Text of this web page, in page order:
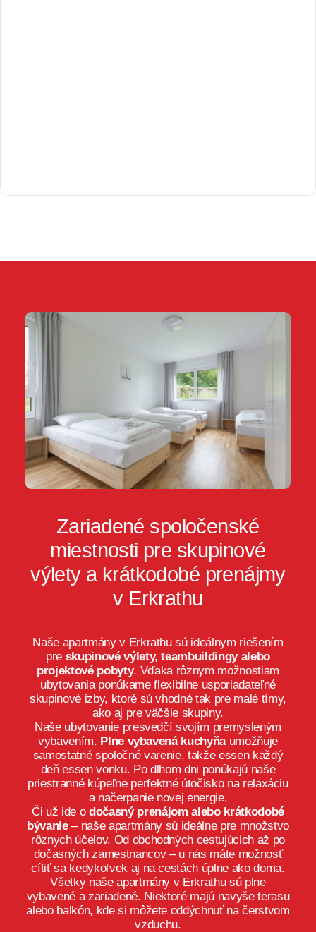
Zariadené spoločenské
miestnosti pre skupinové
výlety a krátkodobé prenájmy
v Erkrathu
Naše apartmány v Erkrathu sú ideálnym riešením
pre skupinové výlety, teambuildingy alebo
projektové pobyty. Vďaka rôznym možnostiam
ubytovania ponúkame flexibilne usporiadateľné
skupinové izby, ktoré sú vhodné tak pre malé tímy,
ako aj pre väčšie skupiny.
Naše ubytovanie presvedčí svojím premysleným
vybavením. Plne vybavená kuchyňaumožňuje
samostatné spoločné varenie, takže essen každý
deň essen vonku. Po dlhom dni ponúkajú naše
priestranné kúpeľne perfektné útočisko na relaxáciu
a načerpanie novej energie.
Či už ide odočasný prenájom alebo krátkodobé
bývanie– naše apartmány sú ideálne pre množstvo
rôznych účelov. Od obchodných cestujúcich až po
dočasných zamestnancov – u nás máte možnosť
cítiť sa kedykoľvek aj na cestách úplne ako doma.
Všetky naše apartmány v Erkrathu sú plne
vybavené a zariadené. Niektoré majú navyše terasu
alebo balkón, kde si môžete oddýchnuť na čerstvom
vzduchu.